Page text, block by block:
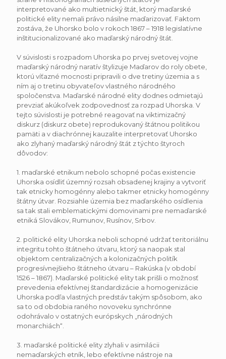
interpretované ako multietnický štát, ktorý maďarské
politické elity nemali právo násilne maďarizovať. Faktom
zostáva, že Uhorsko bolo v rokoch 1867 – 1918 legislatívne
inštitucionalizované ako maďarský národný štát.
V súvislosti s rozpadom Uhorska po prvej svetovej vojne
maďarský národný naratív štylizuje Maďarov do roly obete,
ktorú víťazné mocnosti pripravili o dve tretiny územia a s
ním aj o tretinu obyvateľov vlastného národného
spoločenstva. Maďarské národné elity dodnes odmietajú
prevziať akúkoľvek zodpovednosť za rozpad Uhorska. V
tejto súvislosti je potrebné reagovať na viktimizačný
diskurz (diskurz obete) reprodukovaný štátnou politikou
pamäti a v diachrónnej kauzalite interpretovať Uhorsko
ako zlyhaný maďarský národný štát z týchto štyroch
dôvodov:
1. maďarské etnikum nebolo schopné počas existencie
Uhorska osídliť územný rozsah obsadenej krajiny a vytvoriť
tak etnicky homogénny alebo takmer etnicky homogénny
štátny útvar. Rozsiahle územia bez maďarského osídlenia
sa tak stali emblematickými domovinami pre nemaďarské
etniká Slovákov, Rumunov, Rusínov, Srbov.
2. politické elity Uhorska neboli schopné udržať teritoriálnu
integritu tohto štátneho útvaru, ktorý sa naopak stal
objektom centralizačných a kolonizačných politík
progresívnejšieho štátneho útvaru – Rakúska (v období
1526 – 1867). Maďarské politické elity tak prišli o možnosť
prevedenia efektívnej štandardizácie a homogenizácie
Uhorska podľa vlastných predstáv takým spôsobom, ako
sa to od obdobia raného novoveku synchrónne
odohrávalo v ostatných európskych „národných
monarchiách“.
3. maďarské politické elity zlyhali v asimilácii
nemaďarských etník, lebo efektívne nástroje na